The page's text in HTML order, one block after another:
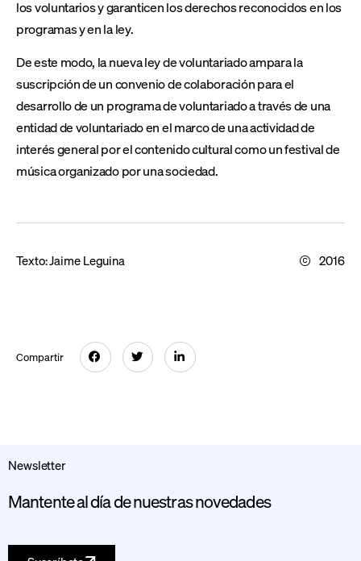
los voluntarios y garanticen los derechos reconocidos en los
programas y en la ley.
De este modo, la nueva ley de voluntariado ampara la
suscripción de un convenio de colaboración para el
desarrollo de un programa de voluntariado a través de una
entidad de voluntariado en el marco de una actividad de
interés general por el contenido cultural como un festival de
música organizado por una sociedad.
Texto:Jaime Leguina 2016
Compartir
Newsletter
Mantente al día de nuestras novedades